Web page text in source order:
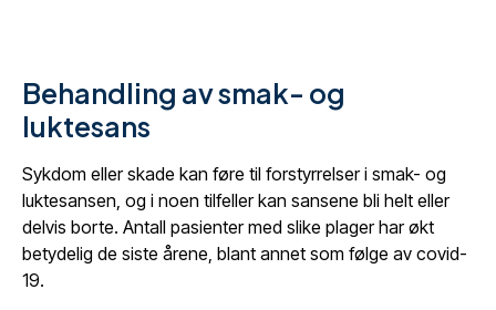
Behandling av smak- og
luktesans
Sykdom eller skade kan føre til forstyrrelser i smak- og
luktesansen, og i noen tilfeller kan sansene bli helt eller
delvis borte. Antall pasienter med slike plager har økt
betydelig de siste årene, blant annet som følge av covid-
19.